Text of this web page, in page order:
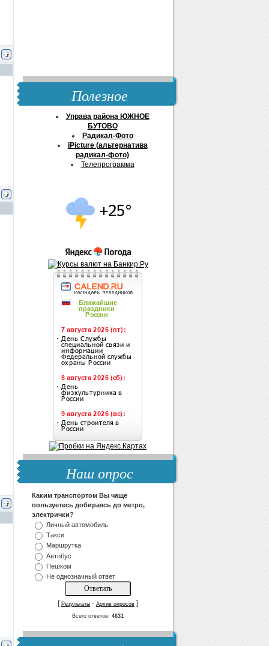
Полезное
Управа района ЮЖНОЕ
БУТОВО
Радикал-Фото
iPicture (альтернатива
радикал-фото)
Телепрограмма
Наш опрос
Каким транспортом Вы чаще
пользуетесь добираясь до метро,
электрички?
Личный автомобиль
Такси
Маршрутка
Автобус
Пешком
Не однозначный ответ
[ Результаты · Архив опросов ]
Всего ответов: 4631